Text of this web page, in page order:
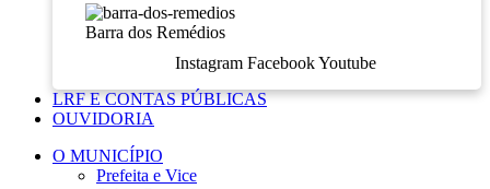
Barra dos Remédios
Instagram Facebook Youtube
LRF E CONTAS PÚBLICAS
OUVIDORIA
O MUNICÍPIO
Prefeita e Vice